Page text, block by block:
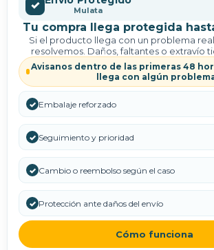
✓ Mulata
Tu compra llega protegida
Si el producto llega con un problema
resolvemos. Daños, faltantes o extravío
Avisanos dentro de las primeras 48
llega con algún
✓ Embalaje reforzado
✓ Seguimiento y prioridad
✓ Cambio o reembolso según el caso
✓ Protección ante daños del envío
Cómo funciona